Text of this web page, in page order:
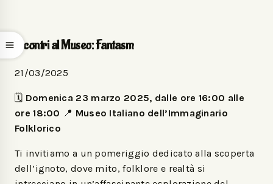
Incontri al Museo: Fantasm
21/03/2025
🗓️ Domenica 23 marzo 2025, dalle ore 16:00 alle
ore 18:00 📍 Museo Italiano dell’Immaginario
Folklorico
Ti invitiamo a un pomeriggio dedicato alla scoperta
dell’ignoto, dove mito, folklore e realtà si